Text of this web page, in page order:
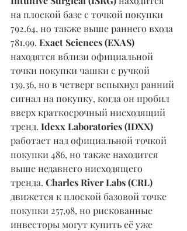
на плоской базе с точкой покупки
792.64, но также выше раннего входа
781.99. Exact Sciences (EXAS)
находятся вблизи официальной
точки покупки чашки с ручкой
139.36, но в четверг вспыхнул ранний
сигнал на покупку, когда он пробил
вверх краткосрочный нисходящий
тренд. Idexx Laboratories (IDXX)
работает над официальной точкой
покупки 486, но также находится
выше недавнего нисходящего
тренда. Charles River Labs (CRL)
движется к плоской базовой точке
покупки 257,98, но рискованные
инвесторы могут купить её уже